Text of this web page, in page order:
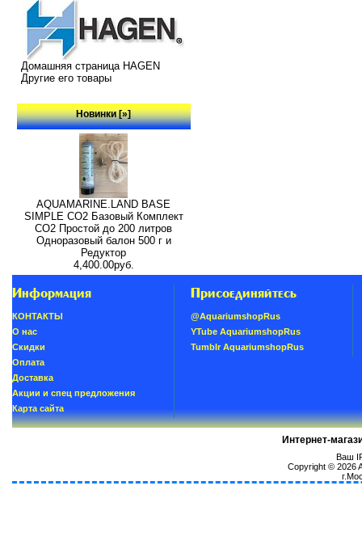
Домашняя страница HAGEN
Другие его товары
Новинки [»]
AQUAMARINE.LAND BASE
SIMPLE СО2 Базовый Комплект
СО2 Простой до 200 литров
Одноразовый балон 500 г и
Редуктор
4,400.00руб.
Информация
КОНТАКТЫ
О нас
Скидки
Oплатa
Доставка
Акции и спец предложения
Карта сайта
Присоединяйтесь
@AquariumshopRus
YTube AquariumshopRus
Tumblr AquariumshopRus
Интернет-
Ваш
Copyright © 2026